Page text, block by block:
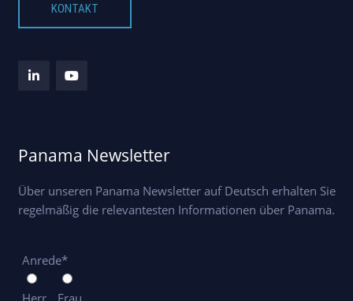
KONTAKT
Panama Newsletter
Über unseren Panama Newsletter auf Deutsch erhalten Sie
regelmäßig die relevantesten Informationen über Panama.
Anrede*
Herr
Frau